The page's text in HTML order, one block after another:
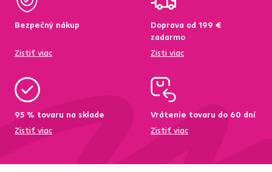
Bezpečný nákup
Zistiť viac
Doprava od 199 €
zadarmo
Zisti viac
95 % tovaru na sklade
Zistiť viac
Vrátenie tovaru do 60 dní
Zistiť viac